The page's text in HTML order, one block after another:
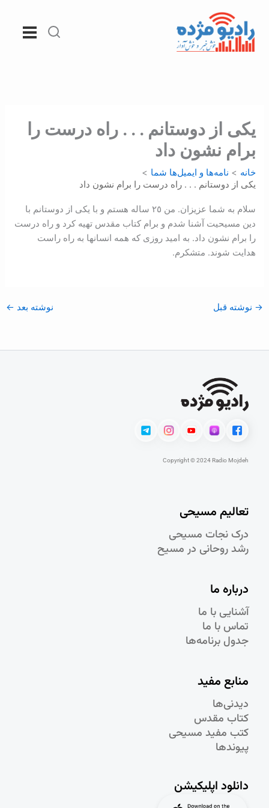
محتوا
يکی از دوستانم . . . راه درست را
برام نشون داد
خانه
نامه‌ها و ایمیل‌ها شما
يکی از دوستانم . . . راه درست را برام نشون داد
سلام به شما عزيزان. من ٢٥ ساله هستم و با يکی از دوستانم با
دين مسيحيت آشنا شدم و برام کتاب مقدس تهيه کرد و راه درست
را برام نشون داد. به اميد روزی که همه انسانها به راه راست
هدايت شوند. متشکرم.
→ نوشته قبل نوشته بعد ←
Copyright © 2024 Radio Mojdeh
تعالیم مسیحی
درک نجات مسيحی
رشد روحانی در مسيح
درباره ما
آشنایی با ما
تماس با ما
جدول برنامه‌ها
منابع مفید
دیدنی‌ها
کتاب مقدس
کتب مفید مسیحی
پیوندها
دانلود اپلیکیشن